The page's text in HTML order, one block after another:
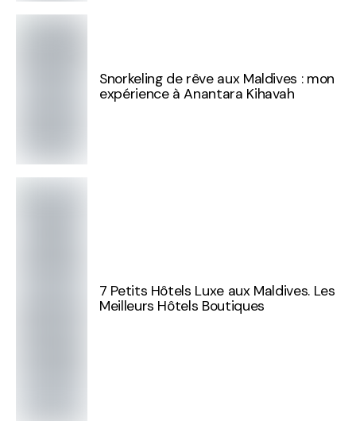
Snorkeling de rêve aux Maldives : mon
expérience à Anantara Kihavah
7 Petits Hôtels Luxe aux Maldives. Les
Meilleurs Hôtels Boutiques